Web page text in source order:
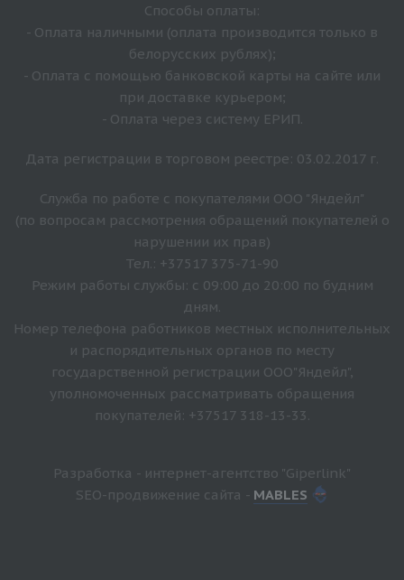
Способы оплаты:
- Оплата наличными (оплата производится только в
белорусских рублях);
- Оплата с помощью банковской карты на сайте или
при доставке курьером;
- Оплата через систему ЕРИП.
Дата регистрации в торговом реестре: 03.02.2017 г.
Служба по работе с покупателями ООО "Яндейл"
(по вопросам рассмотрения обращений покупателей о
нарушении их прав)
Тел.: +37517 375-71-90
Режим работы службы: с 09:00 до 20:00 по будним
дням.
Номер телефона работников местных исполнительных
и распорядительных органов по месту
государственной регистрации ООО"Яндейл",
уполномоченных рассматривать обращения
покупателей: +37517 318-13-33.
Разработка - интернет-агентство "Giperlink"
SEO-продвижение сайта - MABLES